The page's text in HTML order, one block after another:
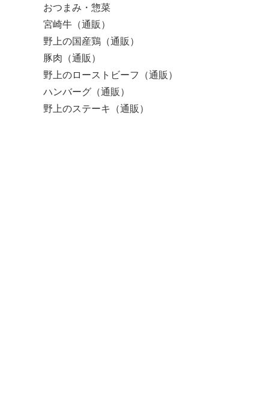
おつまみ・惣菜
宮崎牛（通販）
野上の国産鶏（通販）
豚肉（通販）
野上のローストビーフ（通販）
ハンバーグ（通販）
野上のステーキ（通販）